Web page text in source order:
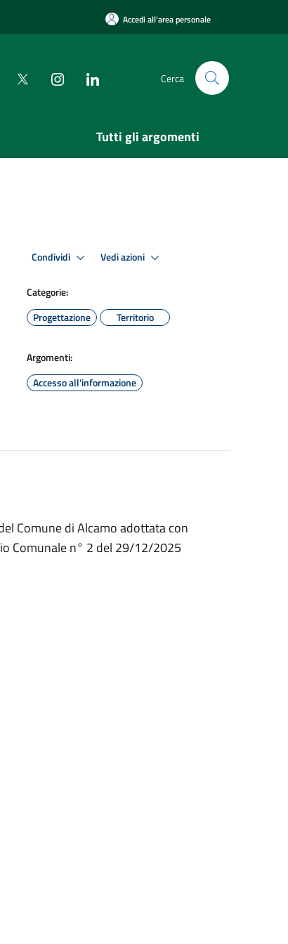
Accedi all'area personale
Cerca
Tutti gli argomenti
Condividi Vedi azioni
Categorie:
Progettazione
Territorio
Argomenti:
Accesso all'informazione
Comune di Alcamo adottata con
Comunale n° 2 del 29/12/2025